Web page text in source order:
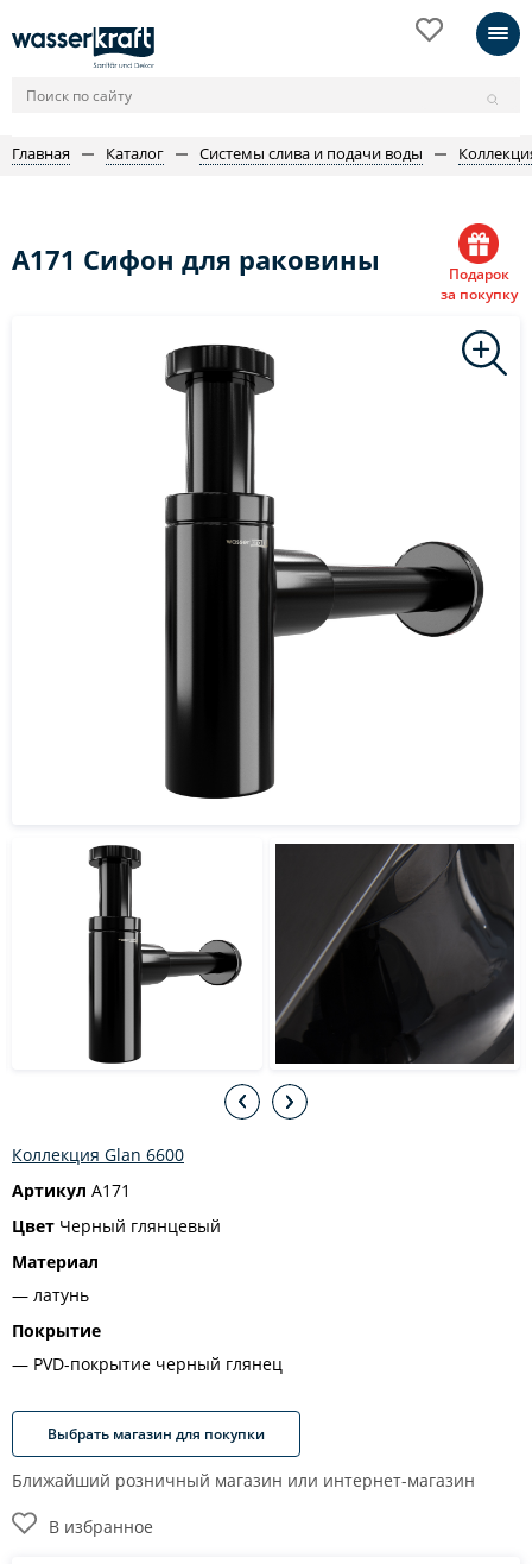
Главная Каталог Системы слива и подачи воды
A171 Сифон для раковины
Подарок
за покупку
Коллекция Glan 6600
Артикул A171
Цвет Черный глянцевый
Материал
латунь
Покрытие
PVD-покрытие черный глянец
Выбрать магазин для покупки
Ближайший розничный магазин или интернет-магазин
В избранное